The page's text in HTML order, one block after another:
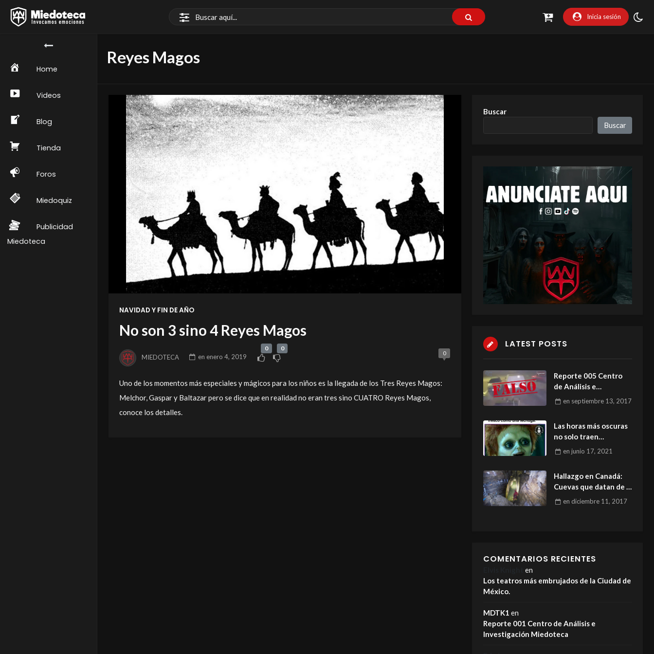
Inicia sesión
Home
Videos
Blog
Tienda
Foros
Miedoquiz
Publicidad
Miedoteca
Reyes Magos
NAVIDAD Y FIN DE AÑO
No son 3 sino 4 Reyes Magos
MIEDOTECA en enero 4, 2019
0 0
0
Uno de los momentos más especiales y mágicos para los niños es la llegada de los Tres Reyes Magos:
Melchor, Gaspar y Baltazar pero se dice que en realidad no eran tres sino CUATRO Reyes Magos,
conoce los detalles.
Buscar
Buscar
LATEST POSTS
Reporte 005 Centro
de Análisis e
Investigación
en septiembre 13, 2017
Las horas más oscuras
no solo traen
cansancio… traen algo
enjunio 17, 2021
Hallazgo en Canadá:
Cuevas que datan de la
Era del Hielo
en diciembre 11, 2017
COMENTARIOS RECIENTES
en
Los teatros más embrujados de la Ciudad de
México.
MDTK1 en
Reporte 001 Centro de Análisis e
Investigación Miedoteca